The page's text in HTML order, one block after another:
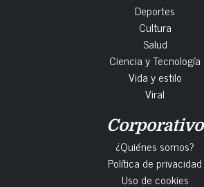
Deportes
Cultura
Salud
Ciencia y Tecnología
Vida y estilo
Viral
Corporativo
¿Quiénes somos?
Política de privacidad
Uso de cookies